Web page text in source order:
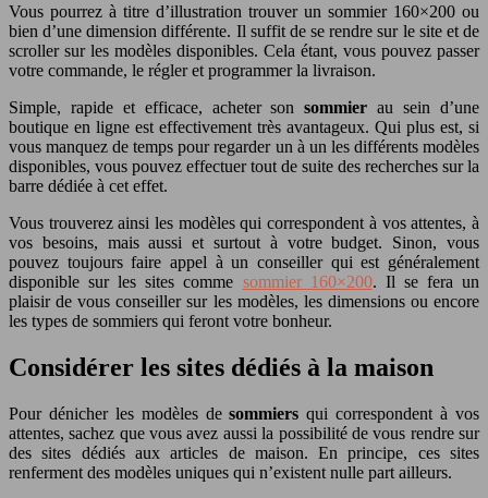
Vous pourrez à titre d’illustration trouver un sommier 160×200 ou
bien d’une dimension différente. Il suffit de se rendre sur le site et de
scroller sur les modèles disponibles. Cela étant, vous pouvez passer
votre commande, le régler et programmer la livraison.
Simple, rapide et efficace, acheter sonsommier au sein d’une
boutique en ligne est effectivement très avantageux. Qui plus est, si
vous manquez de temps pour regarder un à un les différents modèles
disponibles, vous pouvez effectuer tout de suite des recherches sur la
barre dédiée à cet effet.
Vous trouverez ainsi les modèles qui correspondent à vos attentes, à
vos besoins, mais aussi et surtout à votre budget. Sinon, vous
pouvez toujours faire appel à un conseiller qui est généralement
disponible sur les sites comme sommier 160×200. Il se fera un
plaisir de vous conseiller sur les modèles, les dimensions ou encore
les types de sommiers qui feront votre bonheur.
Considérer les sites dédiés à la maison
Pour dénicher les modèles desommiers qui correspondent à vos
attentes, sachez que vous avez aussi la possibilité de vous rendre sur
des sites dédiés aux articles de maison. En principe, ces sites
renferment des modèles uniques qui n’existent nulle part ailleurs.